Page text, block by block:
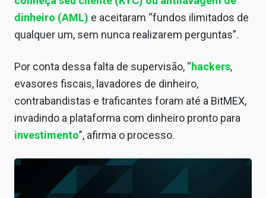
dinheiro (AML) e aceitaram “fundos ilimitados de
qualquer um, sem nunca realizarem perguntas”.
Por conta dessa falta de supervisão, “hackers,
evasores fiscais, lavadores de dinheiro,
contrabandistas e traficantes foram até a BitMEX,
invadindo a plataforma com dinheiro pronto para
investimento”, afirma o processo.